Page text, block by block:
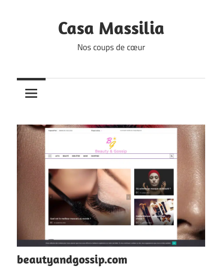
Casa Massilia
Nos coups de cœur
beautyandgossip.com